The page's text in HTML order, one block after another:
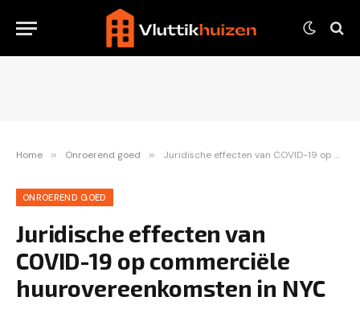
Home » Onroerend goed » Juridische effecten van COVID-19 op commerciële huurovereenkomsten in NYC
ONROEREND GOED
Juridische effecten van
COVID-19 op commerciële
huurovereenkomsten in NYC